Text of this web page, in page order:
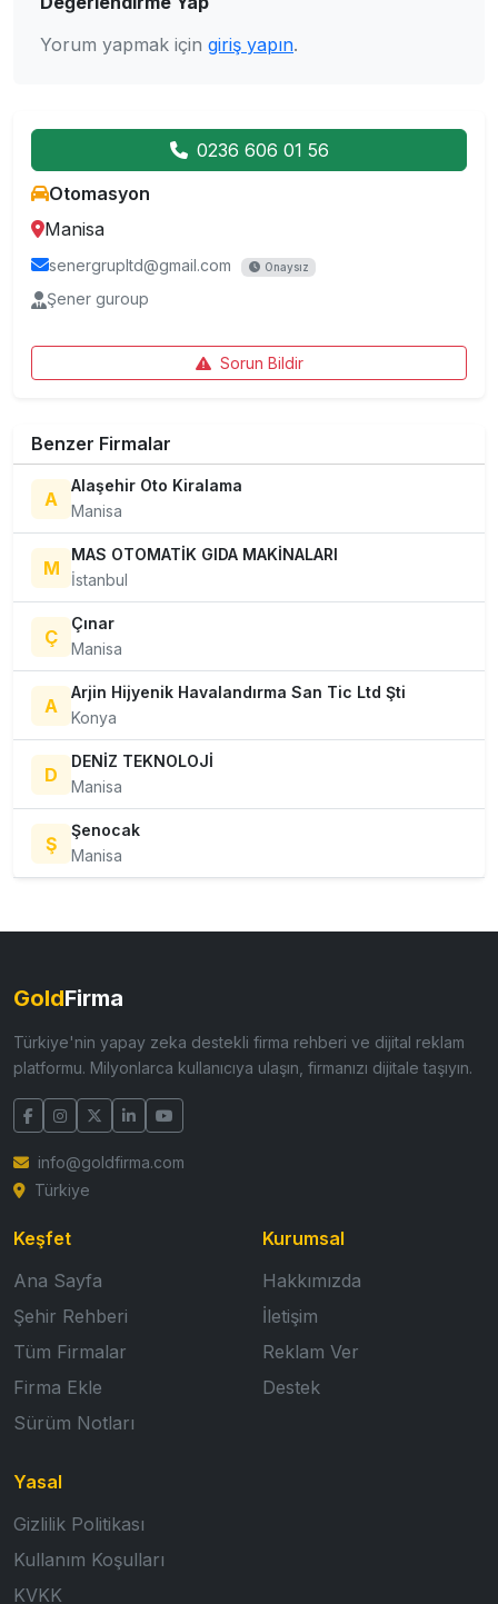
Yorum yapmak için giriş yapın.
0236 606 01 56
Otomasyon
Manisa
senergrupltd@gmail.com Onaysız
Şener guroup
Sorun Bildir
Benzer Firmalar
A
Alaşehir Oto Kiralama
Manisa
M
MAS OTOMATİK GIDA MAKİNALARI
İstanbul
Ç
Çınar
Manisa
A
Arjin Hijyenik Havalandırma San Tic Ltd Şti
Konya
D
DENİZ TEKNOLOJİ
Manisa
Ş
Şenocak
Manisa
GoldFirma
Türkiye'nin yapay zeka destekli firma rehberi ve dijital reklam
platformu. Milyonlarca kullanıcıya ulaşın, firmanızı dijitale taşıyın.
info@goldfirma.com
Türkiye
Keşfet
Ana Sayfa
Şehir Rehberi
Tüm Firmalar
Firma Ekle
Sürüm Notları
Kurumsal
Hakkımızda
İletişim
Reklam Ver
Destek
Yasal
Gizlilik Politikası
Kullanım Koşulları
KVKK